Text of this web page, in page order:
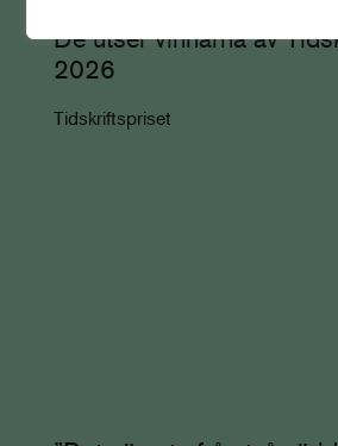
De utser vinnarna av
2026
Tidskriftspriset